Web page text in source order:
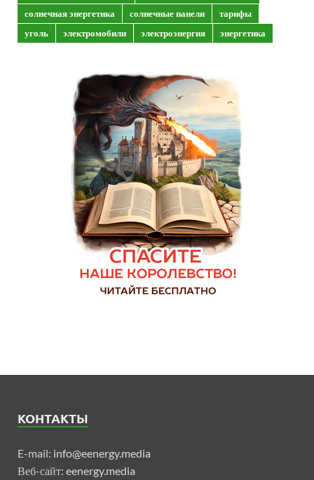
солнечная энергетика
солнечные панели
тарифы
уголь
электромобили электроэнергия энергетика
КОНТАКТЫ
E-mail: info@eenergy.media
Веб-сайт: eenergy.media